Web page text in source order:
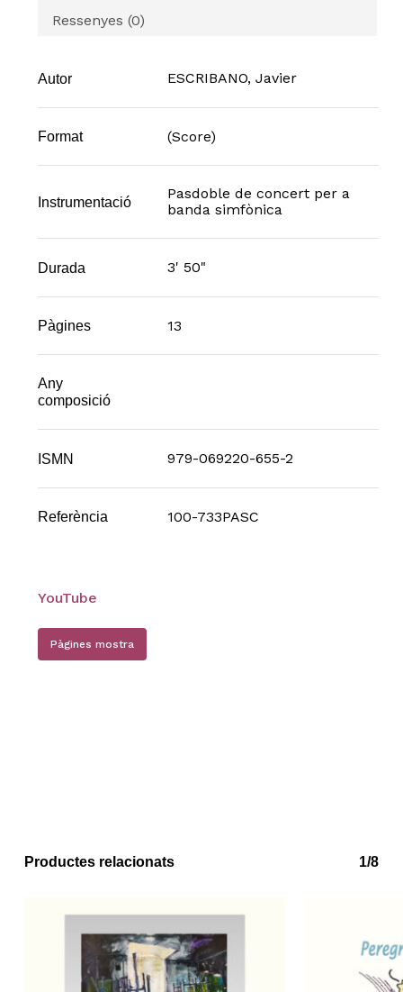
Ressenyes (0)
Autor ESCRIBANO, Javier
Format (Score)
Instrumentació
Pasdoble de concert per a
banda simfònica
Durada 3' 50"
Pàgines 13
Any
composició
ISMN 979-069220-655-2
Referència 100-733PASC
YouTube
Pàgines mostra
Productes relacionats 1/8